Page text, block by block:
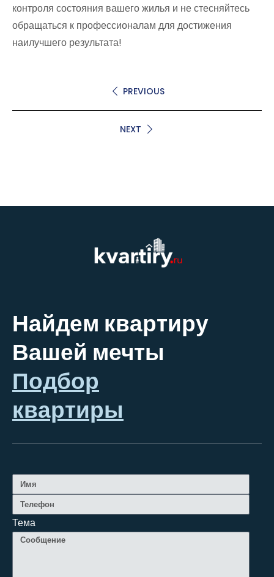
контроля состояния вашего жилья и не стесняйтесь
обращаться к профессионалам для достижения
наилучшего результата!
PREVIOUS
NEXT
Найдем квартиру
Вашей мечты
Подбор
квартиры
Тема